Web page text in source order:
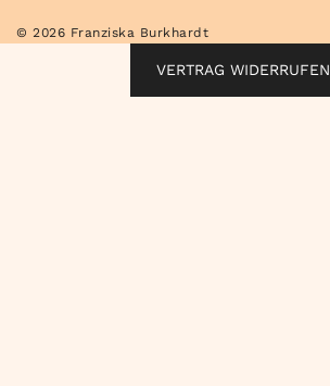
© 2026 Franziska Burkhardt
VERTRAG WIDERRUFEN